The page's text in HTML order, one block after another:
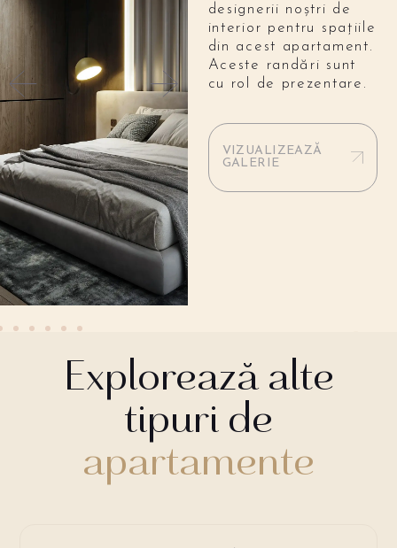
designerii noștri de
interior pentru spațiile
din acest apartament.
Aceste randări sunt
cu rol de prezentare.
VIZUALIZEAZĂ
GALERIE
Explorează alte
tipuri de
apartamente